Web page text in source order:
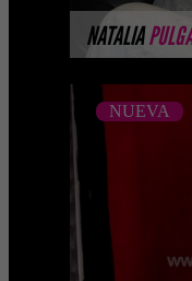
NATALIA
NUEVA
modelos
disponibles